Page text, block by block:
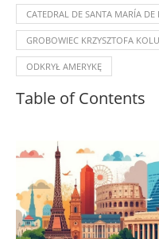
CATEDRAL DE SANTA MARÍA DE
GROBOWIEC KRZYSZTOFA
ODKRYŁ AMERYKĘ
Table of Contents